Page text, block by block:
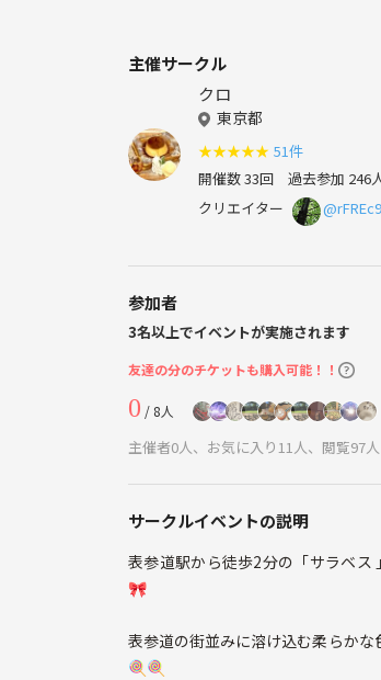
主催サークル
クロ
東京都
★★★★★ 51件
開催数 33回 過去参加 246
クリエイター
@rFREc9
参加者
3名以上でイベントが実施されます
友達の分のチケットも購入可能！！
0 / 8人
主催者0人、お気に入り11人、閲覧97人
サークルイベントの説明
表参道駅から徒歩2分の「サラベ
🎀
表参道の街並みに溶け込む柔らか
🍭🍭